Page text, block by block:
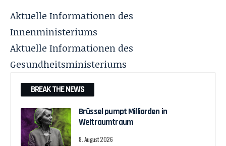
Aktuelle Informationen des
Innenministeriums
Aktuelle Informationen des
Gesundheitsministeriums
BREAK THE NEWS
Brüssel pumpt Milliarden in
Weltraumtraum
8. August 2026